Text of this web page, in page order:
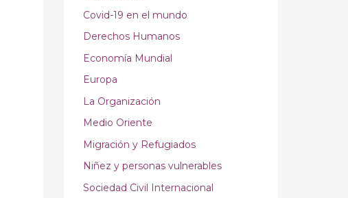
Covid-19 en el mundo
Derechos Humanos
Economía Mundial
Europa
La Organización
Medio Oriente
Migración y Refugiados
Niñez y personas vulnerables
Sociedad Civil Internacional